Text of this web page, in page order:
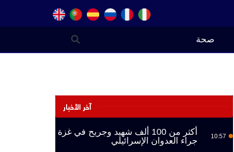
صحة
آخر الأخبار
10:57
أكثر من 100 ألف شهيد وجريح في غزة
جراء العدوان الإسرائيلي